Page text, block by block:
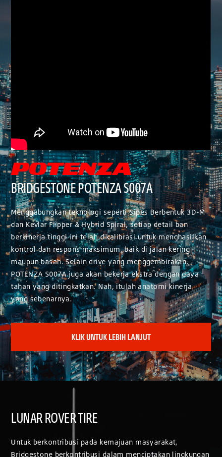
BRIDGESTONE POTENZA S007A
Menggabungkan teknologi seperti Sipes Berbentuk 3D-M
dan Kevlar Flipper & Hybrid Spiral, setiap detail ban
berkinerja tinggi ini telah dikalibrasi untuk menghasilkan
kontrol dan respons maksimum, baik di jalan kering
maupun basah. Selain drive yang menggembirakan,
POTENZA S007A juga akan bekerja ekstra dengan daya
tahan yang ditingkatkan. Nah, itulah anatomi kinerja
yang sebenarnya.
KLIK UNTUK LEBIH LANJUT
LUNAR ROVER TIRE
Untuk berkontribusi pada kemajuan masyarakat,
Bridgestone berkontribusi dalam menciptakan lingkungan